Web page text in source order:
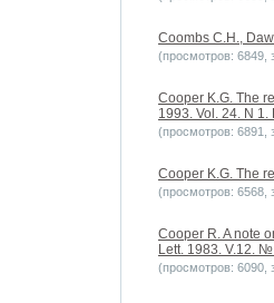
Coombs C.H.,
(просмотров: 6849,
Cooper K.G. The
1993. Vol. 24. N 1.
(просмотров: 6891,
Cooper K.G. The
(просмотров: 6568,
Cooper R. A note
Lett. 1983. V.12. №
(просмотров: 6090,